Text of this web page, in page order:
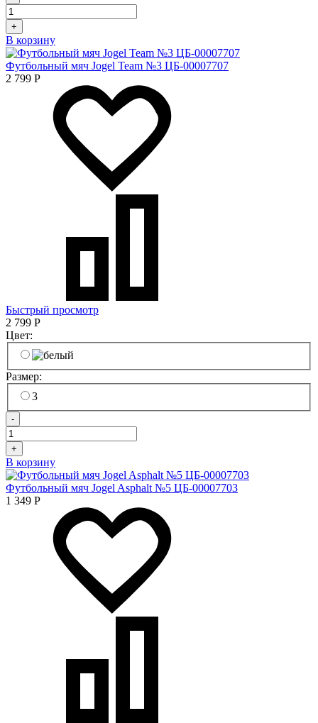
+
В корзину
Футбольный мяч Jogel Team №3 ЦБ-00007707
2 799 Р
Быстрый просмотр
2 799 Р
Цвет:
Размер:
3
-
+
В корзину
Футбольный мяч Jogel Asphalt №5 ЦБ-00007703
1 349 Р